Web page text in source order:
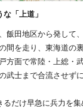
「上道」
飯田地区から発して
間を走り、東海道の
方面で常陸・上総・
武士まで合流させず
るだけ早急に兵力を